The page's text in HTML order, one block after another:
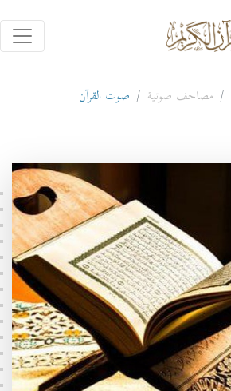
مصاحف صوتية صوت القرآن